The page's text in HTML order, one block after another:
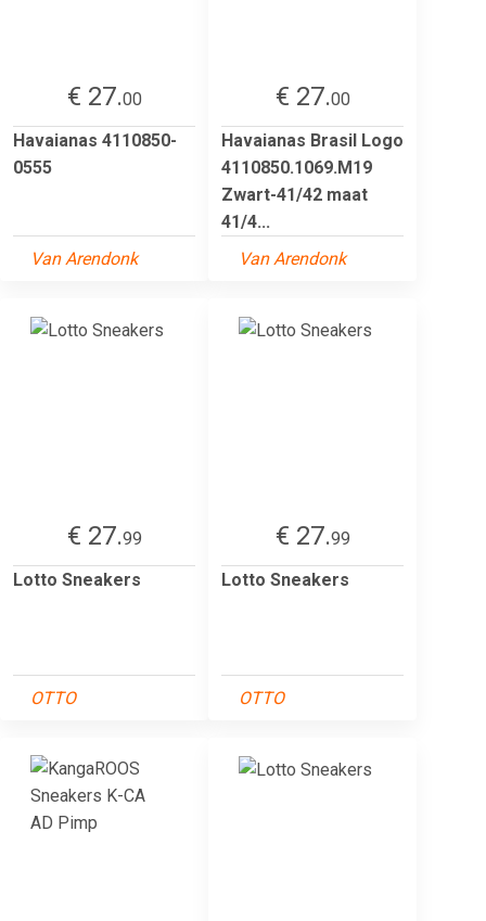
€ 27.00
Havaianas 4110850-
0555
Van Arendonk
€ 27.00
Havaianas Brasil Logo
4110850.1069.M19
Zwart-41/42 maat
41/4...
Van Arendonk
€ 27.99
Lotto Sneakers
OTTO
€ 27.99
Lotto Sneakers
OTTO